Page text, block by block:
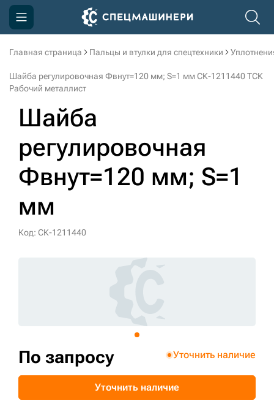
Главная страница Пальцы и втулки для спецтехники
Шайба регулировочная Фвнут=120 мм; S=1 мм СК-1211440 ТСК
Рабочий металлист
Шайба
регулировочная
Фвнут=120 мм; S=1
мм
Код: СК-1211440
По запросу Уточнить наличие
Уточнить наличие
Компания
Акции
Доставка и оплата
Контакты
3D тур по производству
3D тур по складам